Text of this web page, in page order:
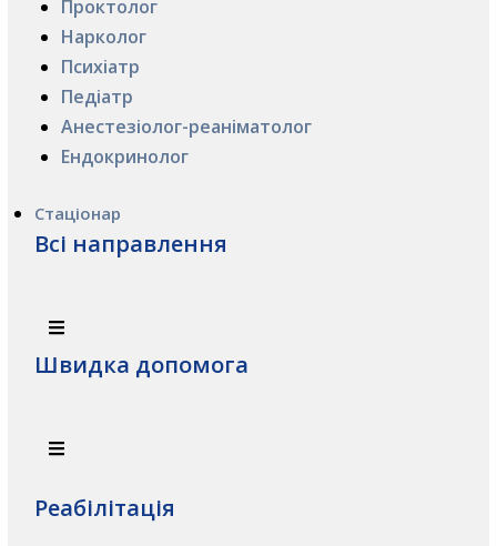
Проктолог
Нарколог
Психіатр
Педіатр
Анестезіолог-реаніматолог
Ендокринолог
Стаціонар
Всі направлення
Швидка допомога
Реабілітація